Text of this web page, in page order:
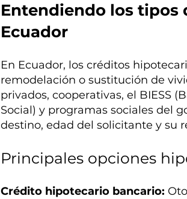
Entendiendo los tipos
Ecuador
En Ecuador, los créditos
remodelación o sustitución de
privados, cooperativas, el BIESS
Social) y programas sociales del
destino, edad del solicitante y su
Principales opciones
Crédito hipotecario bancario: